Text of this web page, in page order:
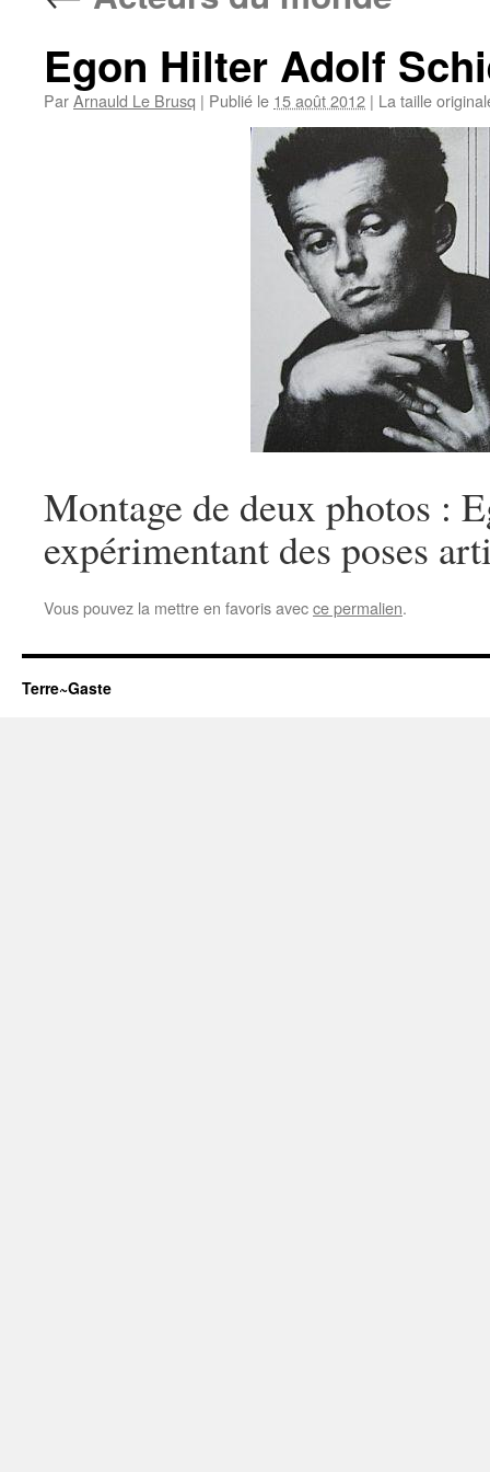
Egon Hilter Adolf
ParArnauld Le Brusq | Publié le 15 août 2012 | La taille
Montage de deux photos :
expérimentant des poses
Vous pouvez la mettre en favoris avecce permalien.
Terre~Gaste